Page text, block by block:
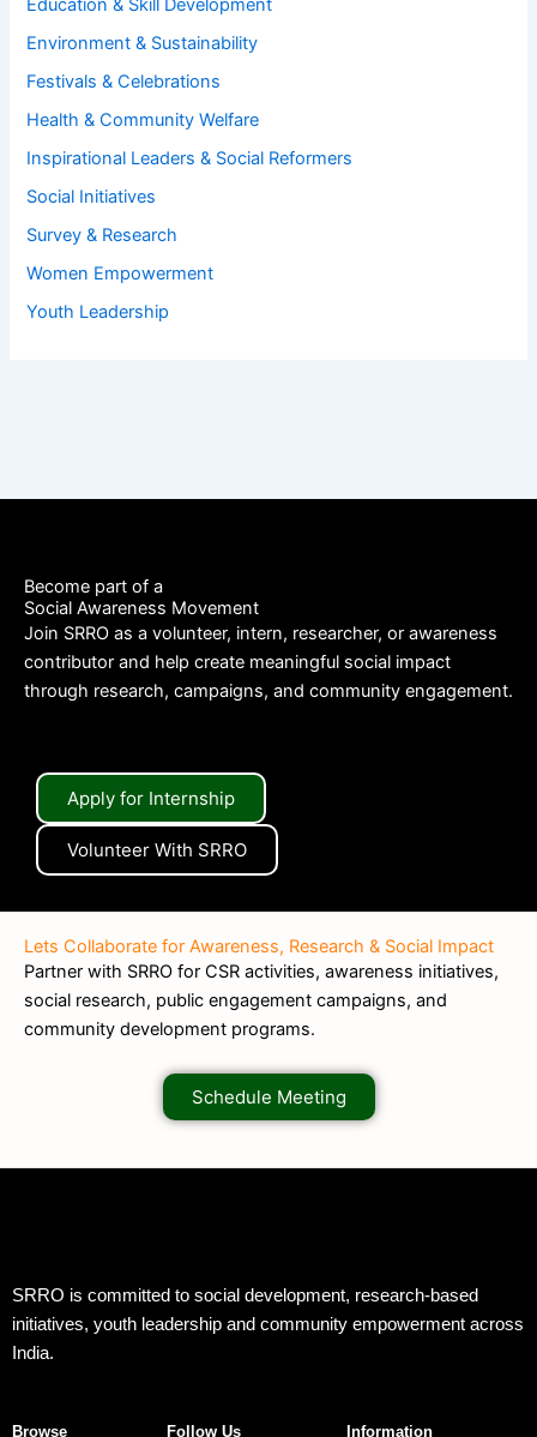
Education & Skill Development
Environment & Sustainability
Festivals & Celebrations
Health & Community Welfare
Inspirational Leaders & Social Reformers
Social Initiatives
Survey & Research
Women Empowerment
Youth Leadership
Become part of a
Social Awareness Movement
Join SRRO as a volunteer, intern, researcher, or awareness
contributor and help create meaningful social impact
through research, campaigns, and community engagement.
Apply for Internship
Volunteer With SRRO
Lets Collaborate for Awareness, Research & Social Impact
Partner with SRRO for CSR activities, awareness initiatives,
social research, public engagement campaigns, and
community development programs.
Schedule Meeting
SRRO is committed to social development, research-based
initiatives, youth leadership and community empowerment across
India.
Browse Follow Us Information